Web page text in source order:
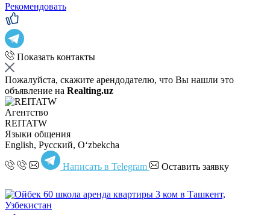
Рекомендовать
Показать контакты
Пожалуйста, скажите арендодателю, что Вы нашли это
объявление на Realting.uz
Агентство
REITATW
Языки общения
English, Русский, Oʻzbekcha
Написать в Telegram Оставить заявку